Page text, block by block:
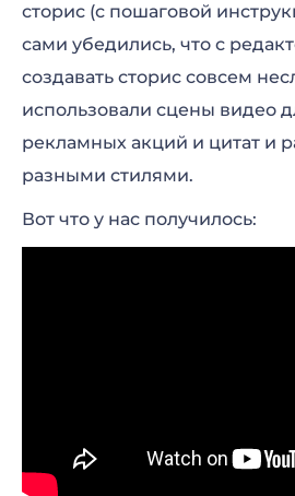
сторис (с пошаговой
сами убедились, что с
создавать сторис совсем
использовали сцены видео
рекламных акций и цитат и
разными стилями.
Вот что у нас получилось: